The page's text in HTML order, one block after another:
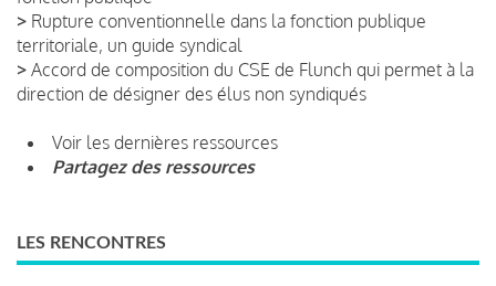
> Rupture conventionnelle dans la fonction publique
territoriale, un guide syndical
> Accord de composition du CSE de Flunch qui permet à la
direction de désigner des élus non syndiqués
Voir les dernières ressources
Partagez des ressources
LES RENCONTRES